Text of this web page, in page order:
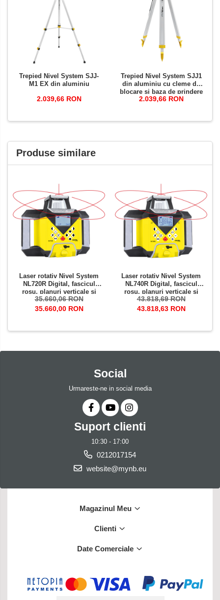
Trepied Nivel System SJJ-
M1 EX din aluminiu
2.039,66 RON
Trepied Nivel System SJJ1
din aluminiu cu cleme de
blocare și baza de prindere
plată
2.039,66 RON
Produse similare
Laser rotativ Nivel System
NL720R Digital, fascicul
rosu, planuri verticale si
orizontale cu pante, raza de
actiune de pana la 700 m,
35.660,06 RON
35.660,00 RON
Laser rotativ Nivel System
NL740R Digital, fascicul
rosu, planuri verticale si
orizontale cu pante, raza de
actiune de pana la 700 m,
43.818,69 RON
43.818,63 RON
Social
Urmareste-ne in social media
Suport clienti
10:30 - 17:00
0212017154
website@mynb.eu
Magazinul Meu
Clienti
Date Comerciale